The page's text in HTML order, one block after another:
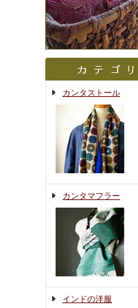
カンタストール
カンタマフラー
インドの洋服